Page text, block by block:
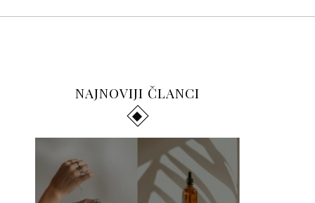
NAJNOVIJI ČLANCI